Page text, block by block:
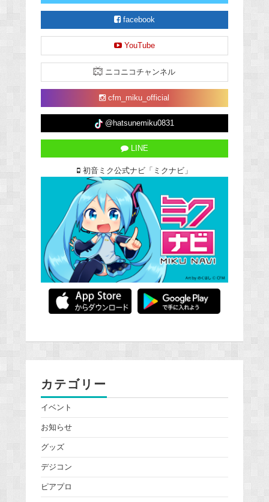
facebook
YouTube
ニコニコチャンネル
cfm_miku_official
@hatsunemiku0831
LINE
初音ミク公式ナビ「ミクナビ」
カテゴリー
イベント
お知らせ
グッズ
デジコン
ピアプロ